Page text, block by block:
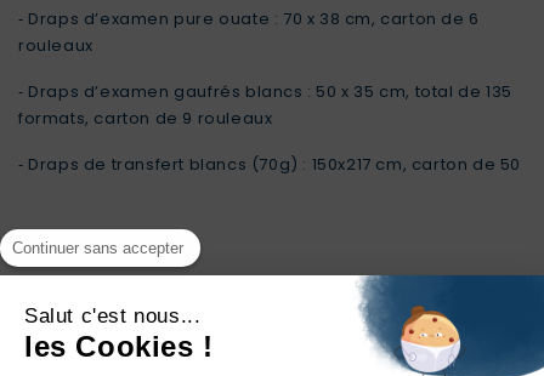
⁃ Draps d’examen pure ouate : 70 x 38 cm, carton de 6
rouleaux
⁃ Draps d’examen gaufrés blancs : 50 x 35 cm, total de 135
formats, carton de 9 rouleaux
⁃ Draps de transfert blancs (70g) : 150x217 cm, carton de 50
Continuer sans accepter
Salut c'est nous...
les Cookies !